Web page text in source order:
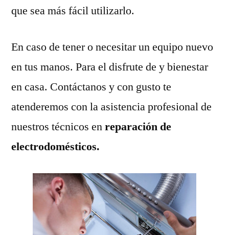
que sea más fácil utilizarlo.
En caso de tener o necesitar un equipo nuevo
en tus manos. Para el disfrute de y bienestar
en casa. Contáctanos y con gusto te
atenderemos con la asistencia profesional de
nuestros técnicos enreparación de
electrodomésticos.